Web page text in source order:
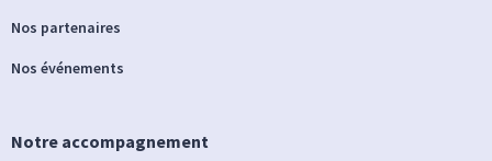
Nos partenaires
Nos événements
Notre accompagnement